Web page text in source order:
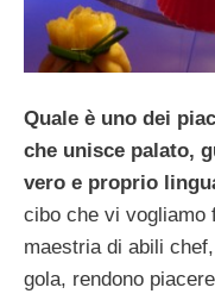
Quale è uno dei
che unisce palato,
vero e proprio
cibo che vi vogliamo
maestria di abili
gola, rendono